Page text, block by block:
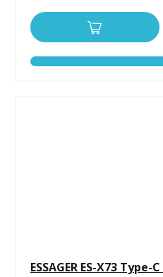
ESSAGER ES-X73